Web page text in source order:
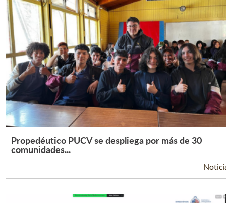
Leer Más +
Propedéutico PUCV se despliega por más de 30
comunidades...